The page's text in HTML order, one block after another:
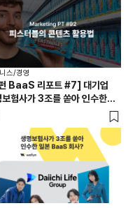
스/경영
BaaS 리포트 #7] 대기업
보험사가 3조를 쏟아 인수한
BaaS 회사의 정체는?